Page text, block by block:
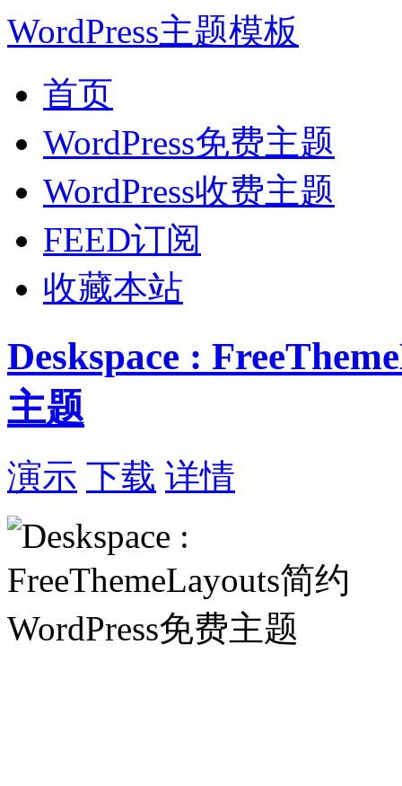
WordPress主题模板
首页
WordPress免费主题
WordPress收费主题
FEED订阅
收藏本站
Deskspace :
主题
演示 下载 详情